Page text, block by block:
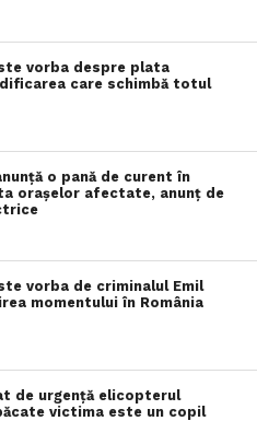
vorba despre plata
care schimbă totul
o pană de curent în
orașelor afectate, anunț de
vorba de criminalul Emil
momentului în România
de urgență elicopterul
victima este un copil